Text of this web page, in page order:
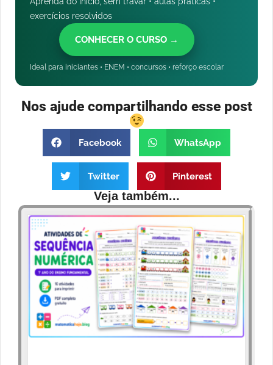
exercícios resolvidos
CONHECER O CURSO →
Ideal para iniciantes • ENEM • concursos • reforço escolar
Nos ajude compartilhando esse post
Facebook WhatsApp
Twitter Pinterest
Veja também...